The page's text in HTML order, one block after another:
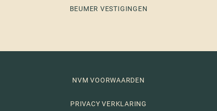
BEUMER VESTIGINGEN
NVM VOORWAARDEN
PRIVACY VERKLARING